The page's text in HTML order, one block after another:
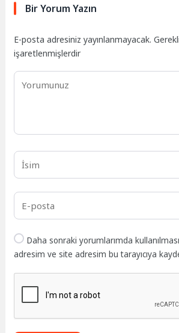
Bir Yorum Yazın
E-posta adresiniz yayınlanmayacak.
işaretlenmişlerdir
Daha sonraki yorumlarımda
adresim ve site adresim bu tarayıcıya